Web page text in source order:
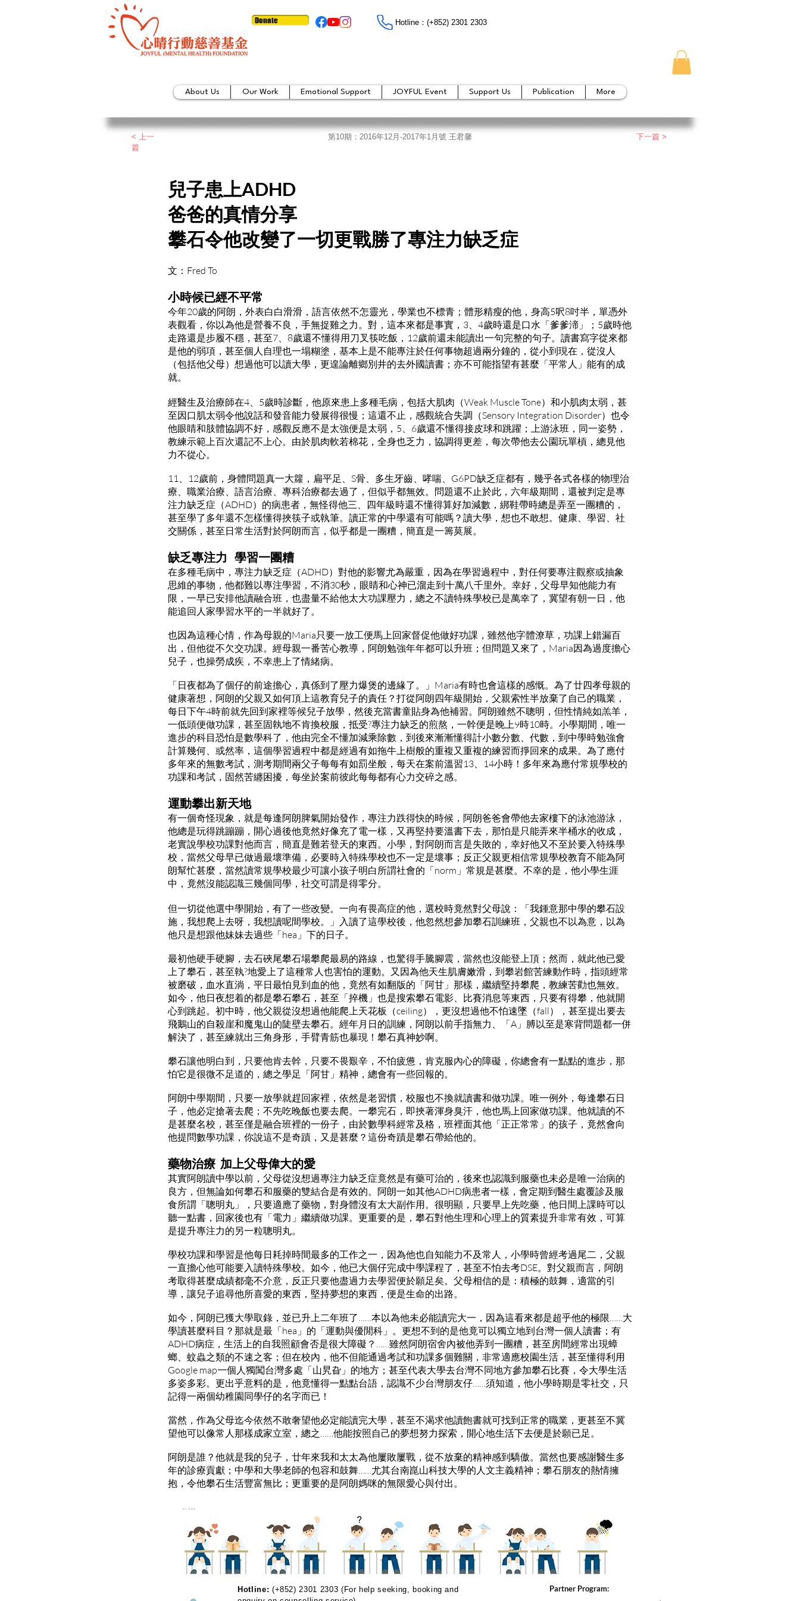
Donate Hotline：​​(+852) 2301 2303
About Us Our Work Emotional Support JOYFUL Event Support Us Publication More
< 上一
篇
第10期： 2016年12月-2017年1月號 王君馨 下一篇 >
兒子患上ADHD
爸爸的真情分享
攀石令他改變了一切更戰勝了專注力缺乏症
文：Fred To
小時候已經不平常
今年20歲的阿朗，外表白白滑滑，語言依然不怎靈光，學業也不標青；體形精瘦的他，身高5呎8吋半，單憑外
表觀看，你以為他是營養不良，手無捉雞之力。對，這本來都是事實，3、4歲時還是口水「爹爹渧」；5歲時他
走路還是步履不穩，甚至7、8歲還不懂得用刀叉筷吃飯，12歲前還未能讀出一句完整的句子。讀書寫字從來都
是他的弱項，甚至個人自理也一塌糊塗，基本上是不能專注於任何事物超過兩分鐘的，從小到現在，從沒人
（包括他父母）想過他可以讀大學，更遑論離鄉別井的去外國讀書；亦不可能指望有甚麼「平常人」能有的成
就。
經醫生及治療師在4、5歲時診斷，他原來患上多種毛病，包括大肌肉（Weak Muscle Tone）和小肌肉太弱，甚
至因口肌太弱令他說話和發音能力發展得很慢；這還不止，感觀統合失調（Sensory Integration Disorder）也令
他眼睛和肢體協調不好，感觀反應不是太強便是太弱，5、6歲還不懂得接皮球和跳躍；上游泳班，同一姿勢，
教練示範上百次還記不上心。由於肌肉軟若棉花，全身也乏力，協調得更差，每次帶他去公園玩單槓，總見他
力不從心。
11、12歲前，身體問題真一大籮，扁平足、S骨、多生牙齒、哮喘、G6PD缺乏症都有，幾乎各式各樣的物理治
療、職業治療、語言治療、專科治療都去過了，但似乎都無效。問題還不止於此，六年級期間，還被判定是專
注力缺乏症（ADHD）的病患者，無怪得他三、四年級時還不懂得算好加減數，綁鞋帶時總是弄至一團糟的，
甚至學了多年還不怎樣懂得挾筷子或執筆。讀正常的中學還有可能嗎？讀大學，想也不敢想。健康、學習、社
交關係，甚至日常生活對於阿朗而言，似乎都是一團糟，簡直是一籌莫展。
缺乏專注力 學習一團糟
在多種毛病中，專注力缺乏症（ADHD）對他的影響尤為嚴重，因為在學習過程中，對任何要專注觀察或抽象
思維的事物，他都難以專注學習，不消30秒，眼睛和心神已溜走到十萬八千里外。幸好，父母早知他能力有
限，一早已安排他讀融合班，也盡量不給他太大功課壓力，總之不讀特殊學校已是萬幸了，冀望有朝一日，他
能追回人家學習水平的一半就好了。
也因為這種心情，作為母親的Maria只要一放工便馬上回家督促他做好功課，雖然他字體潦草，功課上錯漏百
出，但他從不欠交功課。經母親一番苦心教導，阿朗勉強年年都可以升班；但問題又來了，Maria因為過度擔心
兒子，也操勞成疾，不幸患上了情緒病。
「日夜都為了個仔的前途擔心，真係到了壓力爆煲的邊緣了。」Maria有時也會這樣的感慨。為了廿四孝母親的
健康著想，阿朗的父親又如何頂上這教育兒子的責任？打從阿朗四年級開始，父親索性半放棄了自己的職業，
每日下午4時前就先回到家裡等候兒子放學，然後充當書童貼身為他補習。阿朗雖然不聰明，但性情純如羔羊，
一低頭便做功課，甚至固執地不肯換校服，抵受?專注力缺乏的煎熬，一幹便是晚上9時10時。小學期間，唯一
進步的科目恐怕是數學科了，他由完全不懂加減乘除數，到後來漸漸懂得計小數分數、代數，到中學時勉強會
計算幾何、或然率，這個學習過程中都是經過有如拖牛上樹般的重複又重複的練習而掙回來的成果。為了應付
多年來的無數考試，測考期間兩父子每每有如罰坐般，每天在案前溫習13、14小時！多年來為應付常規學校的
功課和考試，固然苦纏困擾，每坐於案前彼此每每都有心力交碎之感。
運動攀出新天地
有一個奇怪現象，就是每逢阿朗脾氣開始發作，專注力跌得快的時候，阿朗爸爸會帶他去家樓下的泳池游泳，
他總是玩得跳蹦蹦，開心過後他竟然好像充了電一樣，又再堅持要溫書下去，那怕是只能弄來半桶水的收成，
老實說學校功課對他而言，簡直是難若登天的東西。小學，對阿朗而言是失敗的，幸好他又不至於要入特殊學
校，當然父母早已做過最壞準備，必要時入特殊學校也不一定是壞事；反正父親更相信常規學校教育不能為阿
朗幫忙甚麼，當然讀常規學校最少可讓小孩子明白所謂社會的「norm」常規是甚麼。不幸的是，他小學生涯
中，竟然沒能認識三幾個同學，社交可謂是得零分。
但一切從他選中學開始，有了一些改變。一向有畏高症的他，選校時竟然對父母說：「我鍾意那中學的攀石設
施，我想爬上去呀，我想讀呢間學校。」入讀了這學校後，他忽然想參加攀石訓練班，父親也不以為意，以為
他只是想跟他妹妹去過些「hea」下的日子。
最初他硬手硬腳，去石硤尾攀石場攀爬最易的路線，也驚得手騰腳震，當然也沒能登上頂；然而，就此他已愛
上了攀石，甚至執?地愛上了這種常人也害怕的運動。又因為他天生肌膚嫩滑，到攀岩館苦練動作時，指頭經常
被磨破，血水直淌，平日最怕見到血的他，竟然有如翻版的「阿甘」那樣，繼續堅持攀爬，教練苦勸也無效。
如今，他日夜想着的都是攀石攀石，甚至「捽機」也是搜索攀石電影、比賽消息等東西，只要有得攀，他就開
心到跳起。初中時，他父親從沒想過他能爬上天花板（ceiling），更沒想過他不怕速墜（fall），甚至提出要去
飛鵝山的自殺崖和魔鬼山的陡壁去攀石。經年月日的訓練，阿朗以前手指無力、「A」膊以至是寒背問題都一併
解決了，甚至練就出三角身形，手臂青筋也暴現！攀石真神妙啊。
攀石讓他明白到，只要他肯去幹，只要不畏艱辛，不怕疲憊，肯克服內心的障礙，你總會有一點點的進步，那
怕它是很微不足道的，總之學足「阿甘」精神，總會有一些回報的。
阿朗中學期間，只要一放學就趕回家裡，依然是老習慣，校服也不換就讀書和做功課。唯一例外，每逢攀石日
子，他必定搶著去爬；不先吃晚飯也要去爬。一攀完石，即挾著渾身臭汗，他也馬上回家做功課。他就讀的不
是甚麼名校，甚至僅是融合班裡的一份子，由於數學科經常及格，班裡面其他「正正常常」的孩子，竟然會向
他提問數學功課，你說這不是奇蹟，又是甚麼？這份奇蹟是攀石帶給他的。
藥物治療 加上父母偉大的愛
其實阿朗讀中學以前，父母從沒想過專注力缺乏症竟然是有藥可治的，後來也認識到服藥也未必是唯一治病的
良方，但無論如何攀石和服藥的雙結合是有效的。阿朗一如其他ADHD病患者一樣，會定期到醫生處覆診及服
食所謂「聰明丸」，只要適應了藥物，對身體沒有太大副作用。很明顯，只要早上先吃藥，他日間上課時可以
聽一點書，回家後也有「電力」繼續做功課。更重要的是，攀石對他生理和心理上的質素提升非常有效，可算
是提升專注力的另一粒聰明丸。
學校功課和學習是他每日耗掉時間最多的工作之一，因為他也自知能力不及常人，小學時曾經考過尾二，父親
一直擔心他可能要入讀特殊學校。如今，他已大個仔完成中學課程了，甚至不怕去考DSE。對父親而言，阿朗
考取得甚麼成績都毫不介意，反正只要他盡過力去學習便於願足矣。父母相信的是：積極的鼓舞，適當的引
導，讓兒子追尋他所喜愛的東西，堅持夢想的東西，便是生命的出路。
如今，阿朗已獲大學取錄，並已升上二年班了……本以為他未必能讀完大一，因為這看來都是超乎他的極限……大
學讀甚麼科目？那就是最「hea」的「運動與優閒科」。更想不到的是他竟可以獨立地到台灣一個人讀書；有
ADHD病症，生活上的自我照顧會否是很大障礙？……雖然阿朗宿舍內被他弄到一團糟，甚至房間經常出現蟑
螂、蚊蟲之類的不速之客；但在校內，他不但能通過考試和功課多個難關，非常適應校園生活，甚至懂得利用
Google map一個人獨闖台灣多處「山旯旮」的地方；甚至代表大學去台灣不同地方參加攀石比賽，令大學生活
多姿多彩。更出乎意料的是，他竟懂得一點點台語，認識不少台灣朋友仔……須知道，他小學時期是零社交，只
記得一兩個幼稚園同學仔的名字而已！
當然，作為父母迄今依然不敢奢望他必定能讀完大學，甚至不渴求他讀飽書就可找到正常的職業，更甚至不冀
望他可以像常人那樣成家立室，總之……他能按照自己的夢想努力探索，開心地生活下去便是於願已足。
阿朗是誰？他就是我的兒子，廿年來我和太太為他屢敗屢戰，從不放棄的精神感到驕傲。當然也要感謝醫生多
年的診療貢獻；中學和大學老師的包容和鼓舞……尤其台南崑山科技大學的人文主義精神；攀石朋友的熱情擁
抱，令他攀石生活豐富無比；更重要的是阿朗媽咪的無限愛心與付出。
Hotline: (+852) 2301 2303 (For help seeking, booking and
Partner Program: